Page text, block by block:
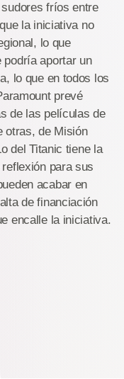
fríos entre
la iniciativa no
lo que
podría aportar un
lo que en todos los
prevé
de las películas de
otras, de Misión
del Titanic tiene la
para sus
acabar en
de financiación
encalle la iniciativa.